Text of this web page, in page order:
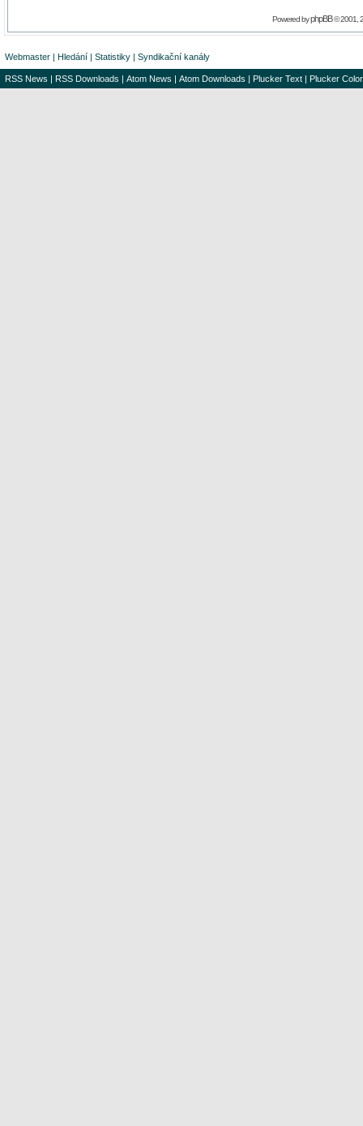
Powered byphpBB© 2001,
Webmaster | Hledání | Statistiky | Syndikační kanály
RSS News | RSS Downloads | Atom News | Atom Downloads | Plucker Text | Plucker Color